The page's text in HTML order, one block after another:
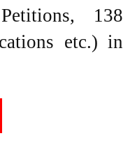
138
etc.) in